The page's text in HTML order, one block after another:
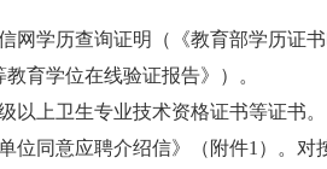
网学历查询证明（《教育部学历证
育学位在线验证报告》）。
以上卫生专业技术资格证书等证书。
位同意应聘介绍信》（附件1）。对